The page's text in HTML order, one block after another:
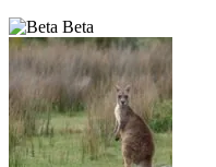
Beta